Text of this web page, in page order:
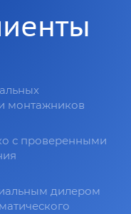
монтажников
с проверенными
дилером